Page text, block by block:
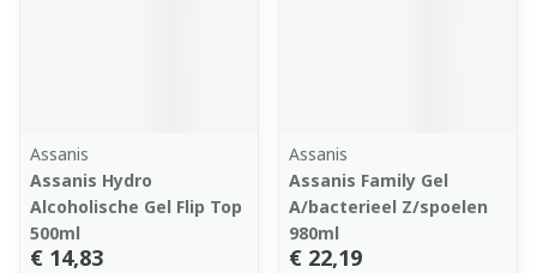
Assanis
Assanis Hydro
Alcoholische Gel Flip Top
500ml
€ 14,83
Assanis
Assanis Family Gel
A/bacterieel Z/spoelen
980ml
€ 22,19